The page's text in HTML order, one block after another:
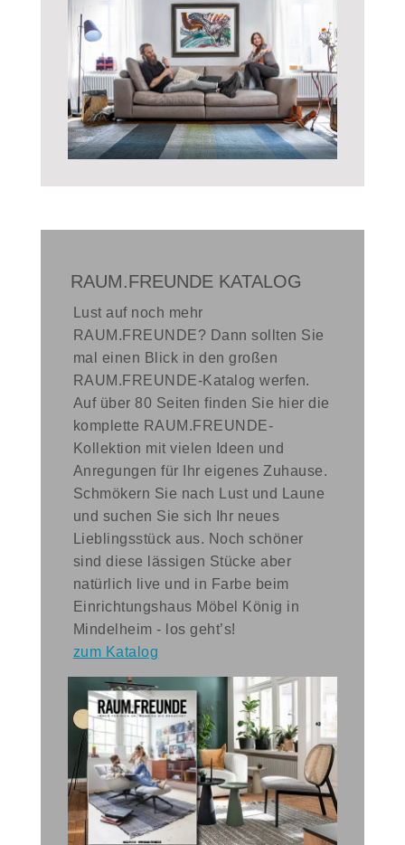
RAUM.FREUNDE KATALOG
Lust auf noch mehr
RAUM.FREUNDE? Dann sollten Sie
mal einen Blick in den großen
RAUM.FREUNDE-Katalog werfen.
Auf über 80 Seiten finden Sie hier die
komplette RAUM.FREUNDE-
Kollektion mit vielen Ideen und
Anregungen für Ihr eigenes Zuhause.
Schmökern Sie nach Lust und Laune
und suchen Sie sich Ihr neues
Lieblingsstück aus. Noch schöner
sind diese lässigen Stücke aber
natürlich live und in Farbe beim
Einrichtungshaus Möbel König in
Mindelheim - los geht’s!
zum Katalog